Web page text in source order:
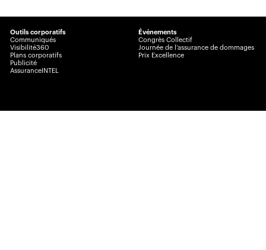
Outils corporatifs
Communiqués
Visibilité360
Plans corporatifs
Publicité
AssuranceINTEL
Événements
Congrès Collectif
Journée de l’assurance de dommages
Prix Excellence